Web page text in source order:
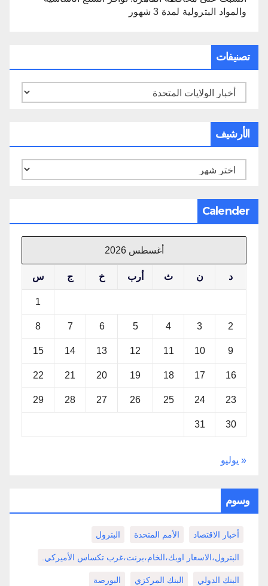
والمواد البترولية لمدة 3 شهور
تصنيفات
تصنيفات
الأرشيف
الأرشيف
Calender
أغسطس 2026
د ن ث أرب خ ج س
1
2
3
4
5
6
7
8
9
10
11
12
13
14
15
16
17
18
19
20
21
22
23
24
25
26
27
28
29
30
31
« يوليو
وسوم
أخبار الاقتصاد الأمم المتحدة البترول
البترول،الاسعار اوبك،الخام،برنت،غرب تكساس الأميركي.
البنك الدولي البنك المركزي البورصة